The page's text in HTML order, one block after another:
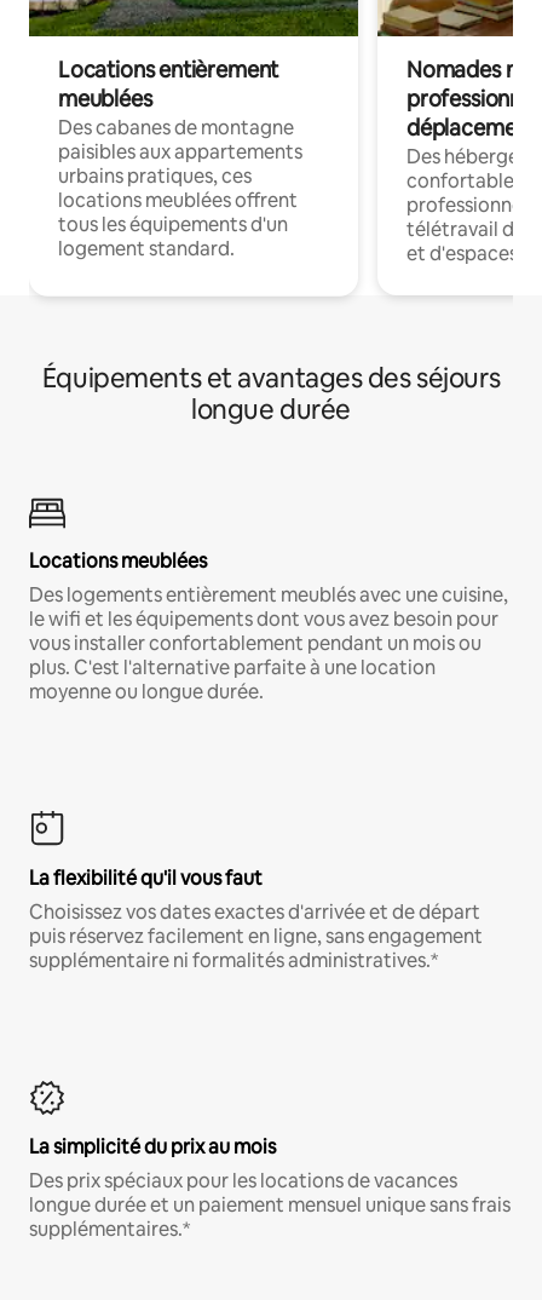
Locations entièrement
meublées
Des cabanes de montagne
paisibles aux appartements
urbains pratiques, ces
locations meublées offrent
tous les équipements d'un
logement standard.
Nomades
déplacement
Des
confortables
professionnels
télétravail
et d'espaces
Équipements et avantages des séjours
longue durée
Locations meublées
Des logements entièrement meublés avec une cuisine,
le wifi et les équipements dont vous avez besoin pour
vous installer confortablement pendant un mois ou
plus. C'est l'alternative parfaite à une location
moyenne ou longue durée.
La flexibilité qu'il vous faut
Choisissez vos dates exactes d'arrivée et de départ
puis réservez facilement en ligne, sans engagement
supplémentaire ni formalités administratives.*
La simplicité du prix au mois
Des prix spéciaux pour les locations de vacances
longue durée et un paiement mensuel unique sans frais
supplémentaires.*